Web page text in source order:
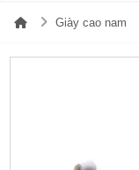
Giày cao nam